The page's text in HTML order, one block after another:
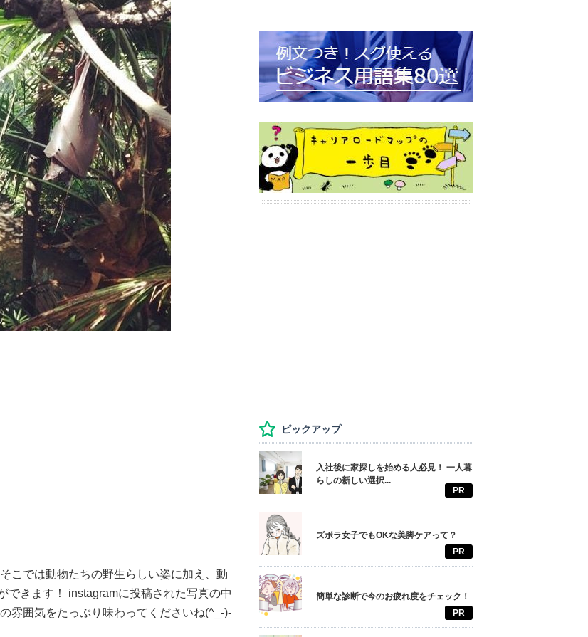
こでは動物たちの野生らしい姿に加え、動
できます！ instagramに投稿された写真の中
雰囲気をたっぷり味わってくださいね(^_-)-
ピックアップ
入社後に家探しを始める人必見！ 一人暮
らしの新しい選択...
PR
ズボラ女子でもOKな美脚ケアって？
PR
簡単な診断で今のお疲れ度をチェック！
PR